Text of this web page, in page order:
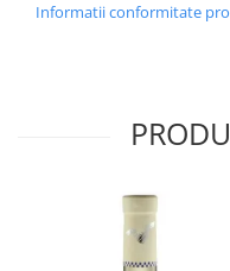
Informatii conformitate